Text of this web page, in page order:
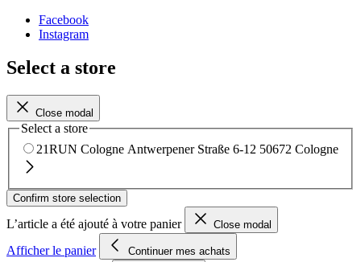
Facebook
Instagram
Select a store
Close modal
Select a store
21RUN Cologne Antwerpener Straße 6-12 50672 Cologne
Confirm store selection
L’article a été ajouté à votre panier Close modal
Afficher le panier Continuer mes achats